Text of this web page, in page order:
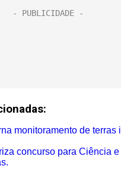
monitoramento de terras
concurso para Ciência